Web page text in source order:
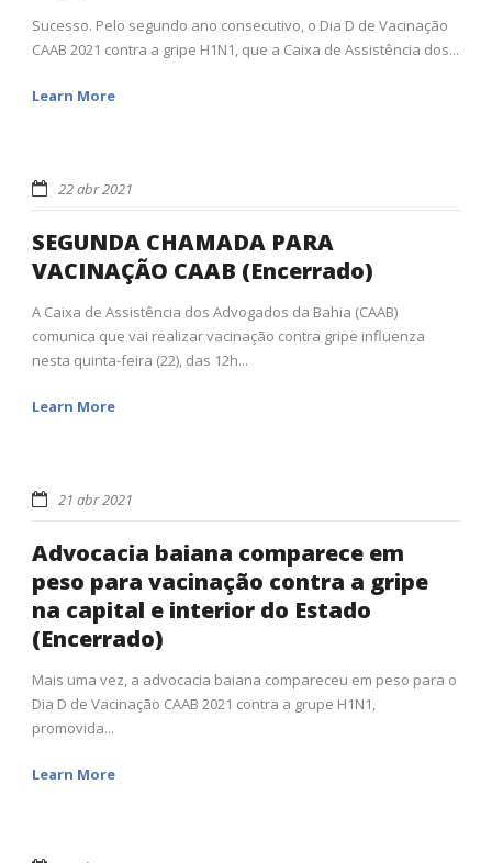
Sucesso. Pelo segundo ano consecutivo, o Dia D de Vacinação
CAAB 2021 contra a gripe H1N1, que a Caixa de Assistência dos...
Learn More
22 abr 2021
SEGUNDA CHAMADA PARA
VACINAÇÃO CAAB (Encerrado)
A Caixa de Assistência dos Advogados da Bahia (CAAB)
comunica que vai realizar vacinação contra gripe influenza
nesta quinta-feira (22), das 12h...
Learn More
21 abr 2021
Advocacia baiana comparece em
peso para vacinação contra a gripe
na capital e interior do Estado
(Encerrado)
Mais uma vez, a advocacia baiana compareceu em peso para o
Dia D de Vacinação CAAB 2021 contra a grupe H1N1,
promovida...
Learn More